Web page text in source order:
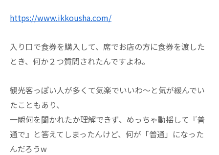
https://www.ikkousha.com/
入り口で食券を購入して、席でお店の方に食券を渡した
とき、何か２つ質問されたんですよね。
観光客っぽい人が多くて気楽でいいわ～と気が緩んでい
たこともあり、
一瞬何を聞かれたか理解できず、めっちゃ動揺して『普
通で』と答えてしまったんけど、何が「普通」になった
んだろうw